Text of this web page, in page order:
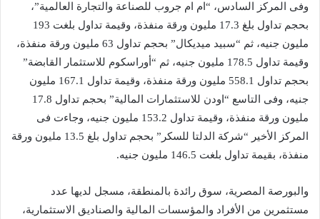
وفى المركز السادس، “ام ام جروب للصناعة والتجارة العالمية”،
بحجم تداول بلغ 17.3 مليون ورقة منفذة، وقيمة تداول بلغت 193
مليون جنيه، ثم “سبيد ميديكال” بحجم تداول 63 مليون ورقة منفذة،
وقيمة تداول 178.5 مليون جنيه، ثم “أوراسكوم للاستثمار القابضة”
بحجم تداول 558.1 مليون ورقة منفذة، وقيمة تداول 167.1 مليون
جنيه، وفى التاسع “اودن للاستثمارات المالية” بحجم تداول 17.8
مليون ورقة منفذة، وقيمة تداول 153.2 مليون جنيه، وجاءت فى
المركز الأخير “شركة الدلتا للسكر” بحجم تداول بلغ 13.5 مليون ورقة
منفذة، بقيمة تداول بلغت 146.5 مليون جنيه.
والبورصة المصرية، سوق رائدة بالمنطقة، مسجل لديها عدد
مستثمرين من الأفراد والمؤسسات المالية والصناديق الاستثمارية،